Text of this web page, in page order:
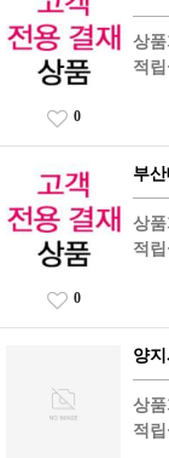
상
적
0
부
상
적
0
양
상
적